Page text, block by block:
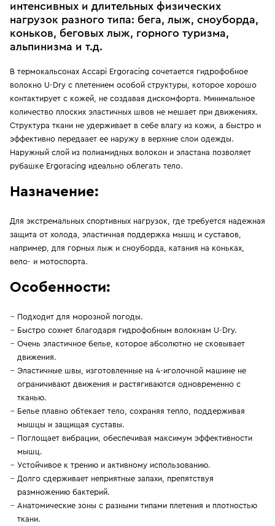
интенсивных и длительных физических
нагрузок разного типа: бега, лыж, сноуборда,
коньков, беговых лыж, горного туризма,
альпинизма и т.д.
В термокальсонах Accapi Ergoracing сочетается гидрофобное
волокно U-Dry с плетением особой структуры, которое хорошо
контактирует с кожей, не создавая дискомфорта. Минимальное
количество плоских эластичных швов не мешает при движениях.
Структура ткани не удерживает в себе влагу из кожи, а быстро и
эффективно передаает ее наружу в верхние слои одежды.
Наружный слой из полиамидных волокон и эластана позволяет
рубашке Ergoracing идеально облегать тело.
Назначение:
Для экстремальных спортивных нагрузок, где требуется надежная
защита от холода, эластичная поддержка мышц и суставов,
например, для горных лыж и сноуборда, катания на коньках,
вело- и мотоспорта.
Особенности:
Подходит для морозной погоды.
Быстро сохнет благодаря гидрофобным волокнам U-Dry.
Очень эластичное белье, которое абсолютно не сковывает
движения.
Эластичные швы, изготовленные на 4-иголочной машине не
ограничивают движения и растягиваются одновременно с
тканью.
Белье плавно обтекает тело, сохраняя тепло, поддерживая
мышцы и защищая суставы.
Поглощает вибрации, обеспечивая максимум эффективности
мышц.
Устойчивое к трению и активному использованию.
Долго сдерживает неприятные запахи, препятствуя
размножению бактерий.
Анатомические зоны с разными типами плетения и плотностью
ткани.